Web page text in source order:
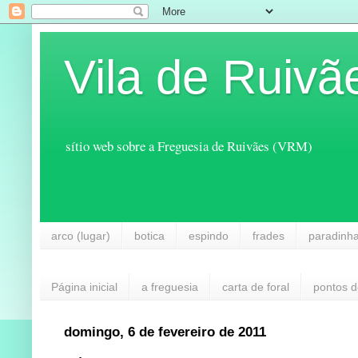
Vila de
sítio web sobre a Freguesia de Ruivães (VRM)
arco (lugar) botica espindo frades
Página inicial a freguesia carta de foral pontos
domingo, 6 de fevereiro de 2011